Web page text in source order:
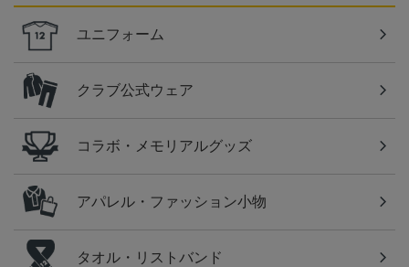
ユニフォーム
クラブ公式ウェア
コラボ・メモリアルグッズ
アパレル・ファッション小物
タオル・リストバンド